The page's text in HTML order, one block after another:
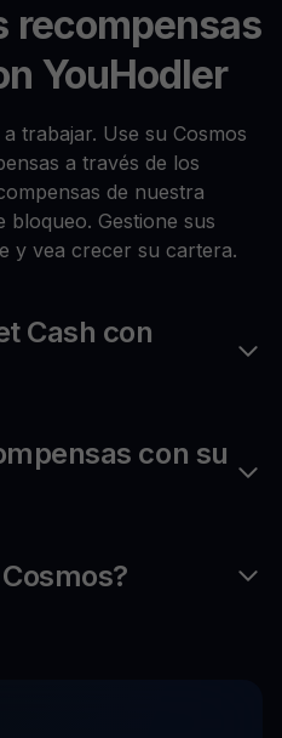
recompensas
YouHodler
trabajar. Use su Cosmos
a través de los
de nuestra
bloqueo. Gestione sus
y vea crecer su cartera.
Cash con
con su